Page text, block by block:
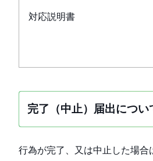
対応説明書
完了（中止）届出につい
行為が完了、又は中止した場合